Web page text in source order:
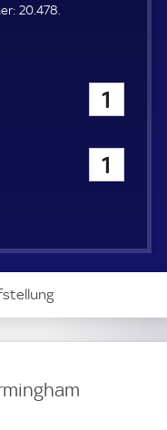
Z
20.478.
1
1